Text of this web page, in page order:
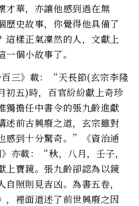
才華，亦讓他感到過在無
歷史故事，你覺得他具備了
這樣正氣凜然的人，文獻上
個小故事了。
三》載：“天長節(玄宗李隆
初五)時，百官紛紛獻上奇珍
獨擔任中書令的張九齡進獻
述前古興廢之道，玄宗雖對
感到十分驚奇。”《資治通
亦載：“秋，八月，壬子，
上寶鏡。張九齡卻認為以鏡
自照則見吉凶。為書五卷，
，裡面道述了前世興廢之因